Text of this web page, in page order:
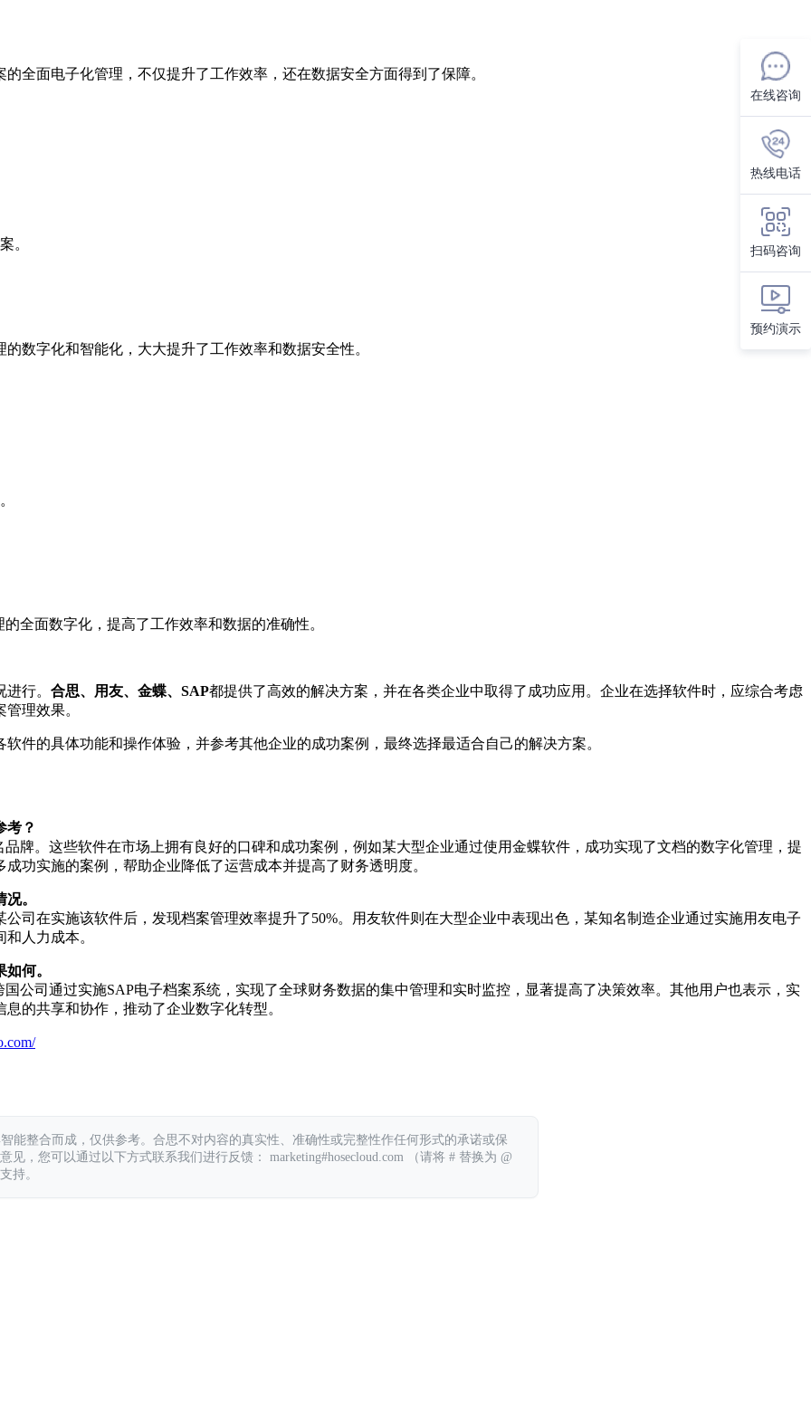
全面电子化管理，不仅提升了工作效率，还在数据安全方面得到了保障。
。
数字化和智能化，大大提升了工作效率和数据安全性。
全面数字化，提高了工作效率和数据的准确性。
行。 合思、用友、金蝶、SAP都提供了高效的解决方案，并在各类企业中取得了成功应用。企业在选择软件时，应综合考虑
理效果。
件的具体功能和操作体验，并参考其他企业的成功案例，最终选择最适合自己的解决方案。
考？
牌。这些软件在市场上拥有良好的口碑和成功案例，例如某大型企业通过使用金蝶软件，成功实现了文档的数字化管理，提
功实施的案例，帮助企业降低了运营成本并提高了财务透明度。
。
司在实施该软件后，发现档案管理效率提升了50%。用友软件则在大型企业中表现出色，某知名制造企业通过实施用友电子
人力成本。
何。
公司通过实施SAP电子档案系统，实现了全球财务数据的集中管理和实时监控，显著提高了决策效率。其他用户也表示，实
的共享和协作，推动了企业数字化转型。
能整合而成，仅供参考。合思不对内容的真实性、准确性或完整性作任何形式的承诺或保
见，您可以通过以下方式联系我们进行反馈： marketing#hosecloud.com （请将 # 替换为 @
持。
在线咨询
热线电话
扫码咨询
预约演示